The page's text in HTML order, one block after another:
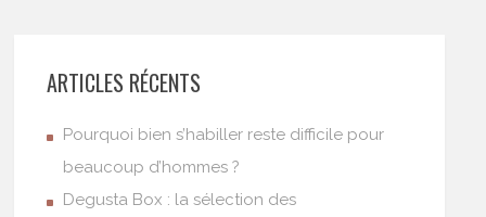
ARTICLES RÉCENTS
Pourquoi bien s’habiller reste difficile pour
beaucoup d’hommes ?
Degusta Box : la sélection des